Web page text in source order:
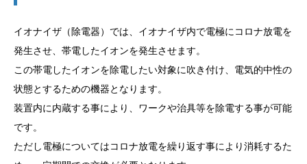
イオナイザ（除電器）では、イオナイザ内で電極にコロナ放電を
発生させ、帯電したイオンを発生させます。
この帯電したイオンを除電したい対象に吹き付け、電気的中性の
状態とするための機器となります。
装置内に内蔵する事により、ワークや治具等を除電する事が可能
です。
ただし電極についてはコロナ放電を繰り返す事により消耗するた